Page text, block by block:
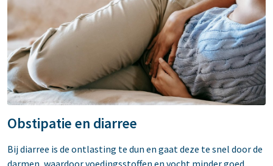
Obstipatie en diarree
Bij diarree is de ontlasting te dun en gaat deze te snel door de
darmen, waardoor voedingsstoffen en vocht minder goed